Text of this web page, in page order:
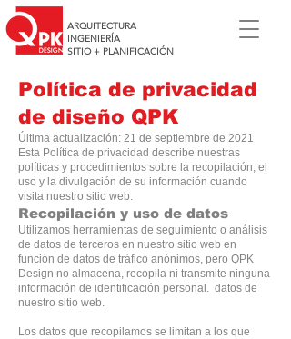
ARQUITECTURA
INGENIERÍA
SITIO + PLANIFICACIÓN
Política de privacidad
de diseño QPK
Última actualización: 21 de septiembre de 2021
Esta Política de privacidad describe nuestras
políticas y procedimientos sobre la recopilación, el
uso y la divulgación de su información cuando
visita nuestro sitio web.
Recopilación y uso de datos
Utilizamos herramientas de seguimiento o análisis
de datos de terceros en nuestro sitio web en
función de datos de tráfico anónimos, pero QPK
Design no almacena, recopila ni transmite ninguna
información de identificación personal. datos de
nuestro sitio web.
Los datos que recopilamos se limitan a los que